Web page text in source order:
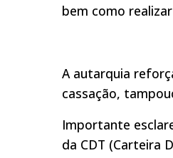
bem como
A autarquia
cassação,
Importante
da CDT (Carteira